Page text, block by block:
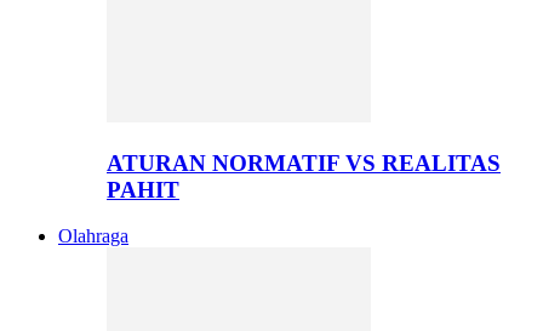
ATURAN NORMATIF VS REALITAS
PAHIT
Olahraga